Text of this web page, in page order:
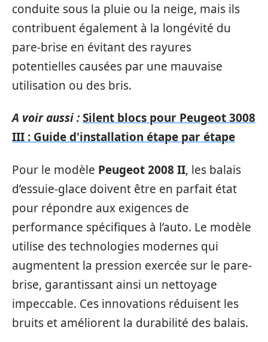
conduite sous la pluie ou la neige, mais ils
contribuent également à la longévité du
pare-brise en évitant des rayures
potentielles causées par une mauvaise
utilisation ou des bris.
A voir aussi :Silent blocs pour Peugeot 3008
III : Guide d'installation étape par étape
Pour le modèle Peugeot 2008 II, les balais
d’essuie-glace doivent être en parfait état
pour répondre aux exigences de
performance spécifiques à l’auto. Le modèle
utilise des technologies modernes qui
augmentent la pression exercée sur le pare-
brise, garantissant ainsi un nettoyage
impeccable. Ces innovations réduisent les
bruits et améliorent la durabilité des balais.